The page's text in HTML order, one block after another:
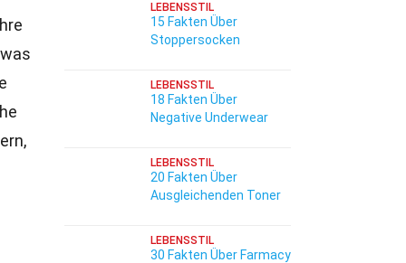
LEBENSSTIL
15 Fakten Über
Stoppersocken
LEBENSSTIL
18 Fakten Über
Negative Underwear
LEBENSSTIL
20 Fakten Über
Ausgleichenden Toner
LEBENSSTIL
30 Fakten Über Farmacy